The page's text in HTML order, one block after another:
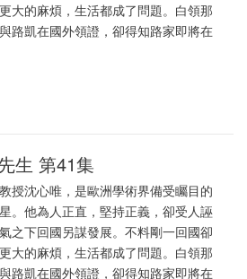
大的麻煩，生活都成了問題。白領那
路凱在國外領證，卻得知路家即將在
生 第41集
授沈心唯，是歐洲學術界備受矚目的
。他為人正直，堅持正義，卻受人誣
之下回國另謀發展。不料剛一回國卻
大的麻煩，生活都成了問題。白領那
路凱在國外領證，卻得知路家即將在